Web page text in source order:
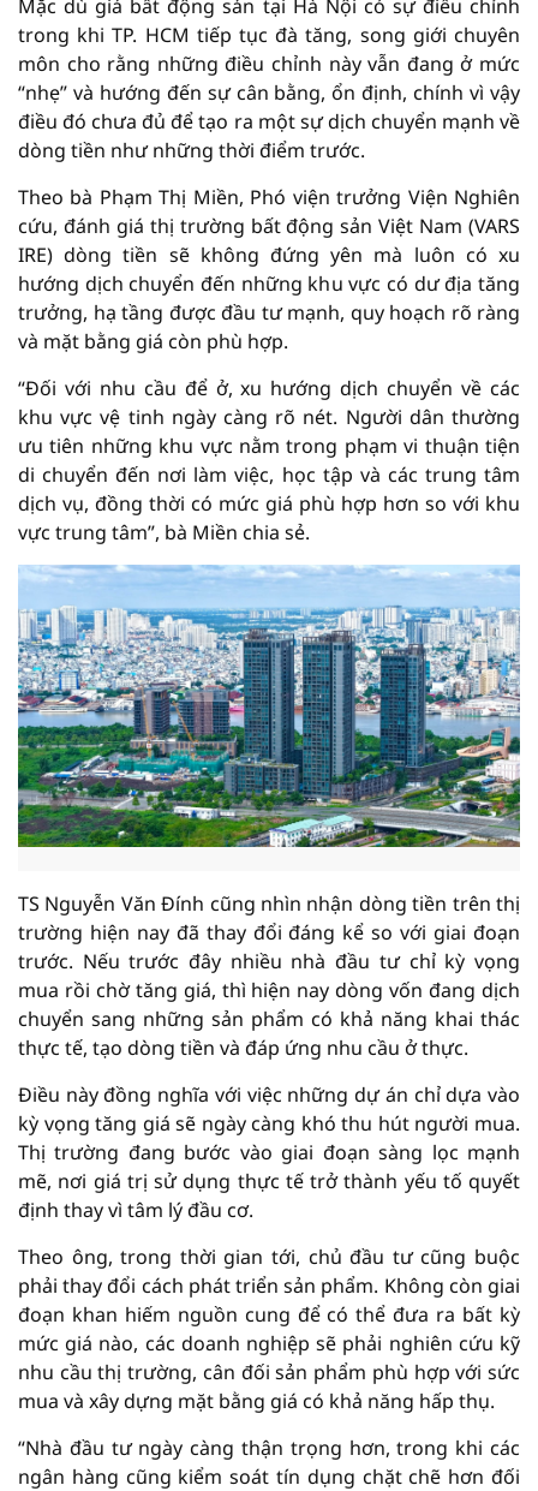
Mặc dù giá bất động sản tại Hà Nội có sự điều chỉnh
trong khi TP. HCM tiếp tục đà tăng, song giới chuyên
môn cho rằng những điều chỉnh này vẫn đang ở mức
“nhẹ” và hướng đến sự cân bằng, ổn định, chính vì vậy
điều đó chưa đủ để tạo ra một sự dịch chuyển mạnh về
dòng tiền như những thời điểm trước.
Theo bà Phạm Thị Miền, Phó viện trưởng Viện Nghiên
cứu, đánh giá thị trường bất động sản Việt Nam (VARS
IRE) dòng tiền sẽ không đứng yên mà luôn có xu
hướng dịch chuyển đến những khu vực có dư địa tăng
trưởng, hạ tầng được đầu tư mạnh, quy hoạch rõ ràng
và mặt bằng giá còn phù hợp.
“Đối với nhu cầu để ở, xu hướng dịch chuyển về các
khu vực vệ tinh ngày càng rõ nét. Người dân thường
ưu tiên những khu vực nằm trong phạm vi thuận tiện
di chuyển đến nơi làm việc, học tập và các trung tâm
dịch vụ, đồng thời có mức giá phù hợp hơn so với khu
vực trung tâm”, bà Miền chia sẻ.
TS Nguyễn Văn Đính cũng nhìn nhận dòng tiền trên thị
trường hiện nay đã thay đổi đáng kể so với giai đoạn
trước. Nếu trước đây nhiều nhà đầu tư chỉ kỳ vọng
mua rồi chờ tăng giá, thì hiện nay dòng vốn đang dịch
chuyển sang những sản phẩm có khả năng khai thác
thực tế, tạo dòng tiền và đáp ứng nhu cầu ở thực.
Điều này đồng nghĩa với việc những dự án chỉ dựa vào
kỳ vọng tăng giá sẽ ngày càng khó thu hút người mua.
Thị trường đang bước vào giai đoạn sàng lọc mạnh
mẽ, nơi giá trị sử dụng thực tế trở thành yếu tố quyết
định thay vì tâm lý đầu cơ.
Theo ông, trong thời gian tới, chủ đầu tư cũng buộc
phải thay đổi cách phát triển sản phẩm. Không còn giai
đoạn khan hiếm nguồn cung để có thể đưa ra bất kỳ
mức giá nào, các doanh nghiệp sẽ phải nghiên cứu kỹ
nhu cầu thị trường, cân đối sản phẩm phù hợp với sức
mua và xây dựng mặt bằng giá có khả năng hấp thụ.
“Nhà đầu tư ngày càng thận trọng hơn, trong khi các
ngân hàng cũng kiểm soát tín dụng chặt chẽ hơn đối